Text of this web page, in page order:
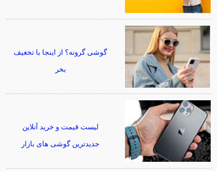
گوشی گرونه؟ از اینجا با تخغیف
بخر
لیست قیمت و خرید آنلاین
جدیدترین گوشی های بازار